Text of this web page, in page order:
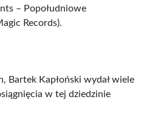
– Popołudniowe
Records).
Bartek Kapłoński wydał wiele
w tej dziedzinie